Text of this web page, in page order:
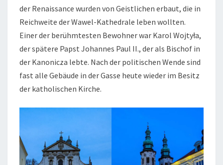
der Renaissance wurden von Geistlichen erbaut, die in
Reichweite der Wawel-Kathedrale leben wollten.
Einer der berühmtesten Bewohner war Karol Wojtyła,
der spätere Papst Johannes Paul II., der als Bischof in
der Kanonicza lebte. Nach der politischen Wende sind
fast alle Gebäude in der Gasse heute wieder im Besitz
der katholischen Kirche.